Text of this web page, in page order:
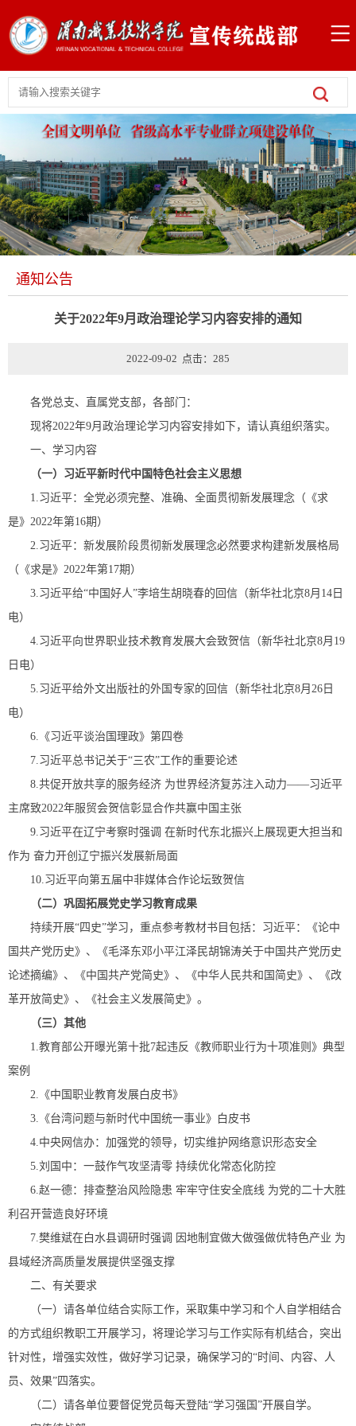
通知公告
关于2022年9月政治理论学习内容安排的通知
2022-09-02 点击： 285
各党总支、直属党支部，各部门：
现将2022年9月政治理论学习内容安排如下，请认真组织落实。
一、学习内容
（一）习近平新时代中国特色社会主义思想
1.习近平：全党必须完整、准确、全面贯彻新发展理念（《求
是》2022年第16期）
2.习近平：新发展阶段贯彻新发展理念必然要求构建新发展格局
（《求是》2022年第17期）
3.习近平给“中国好人”李培生胡晓春的回信（新华社北京8月14日
电）
4.习近平向世界职业技术教育发展大会致贺信（新华社北京8月19
日电）
5.习近平给外文出版社的外国专家的回信（新华社北京8月26日
电）
6.《习近平谈治国理政》第四卷
7.习近平总书记关于“三农”工作的重要论述
8.共促开放共享的服务经济 为世界经济复苏注入动力——习近平
主席致2022年服贸会贺信彰显合作共赢中国主张
9.习近平在辽宁考察时强调 在新时代东北振兴上展现更大担当和
作为 奋力开创辽宁振兴发展新局面
10.习近平向第五届中非媒体合作论坛致贺信
（二）巩固拓展党史学习教育成果
持续开展“四史”学习，重点参考教材书目包括：习近平：《论中
国共产党历史》、《毛泽东邓小平江泽民胡锦涛关于中国共产党历史
论述摘编》、《中国共产党简史》、《中华人民共和国简史》、《改
革开放简史》、《社会主义发展简史》。
（三）其他
1.教育部公开曝光第十批7起违反《教师职业行为十项准则》典型
案例
2.《中国职业教育发展白皮书》
3.《台湾问题与新时代中国统一事业》白皮书
4.中央网信办：加强党的领导，切实维护网络意识形态安全
5.刘国中：一鼓作气攻坚清零 持续优化常态化防控
6.赵一德：排查整治风险隐患 牢牢守住安全底线 为党的二十大胜
利召开营造良好环境
7.樊维斌在白水县调研时强调 因地制宜做大做强做优特色产业 为
县域经济高质量发展提供坚强支撑
二、有关要求
（一）请各单位结合实际工作，采取集中学习和个人自学相结合
的方式组织教职工开展学习，将理论学习与工作实际有机结合，突出
针对性，增强实效性，做好学习记录，确保学习的“时间、内容、人
员、效果”四落实。
（二）请各单位要督促党员每天登陆“学习强国”开展自学。